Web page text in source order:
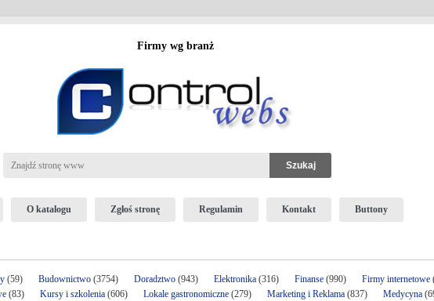
Firmy wg branż
O katalogu Zgłoś stronę Regulamin Kontakt Buttony
(59) Budownictwo (3754) Doradztwo (943) Elektronika (316) Finanse (990) Firmy internetowe
(83) Kursy i szkolenia (606) Lokale gastronomiczne (279) Marketing i Reklama (837) Medycyna